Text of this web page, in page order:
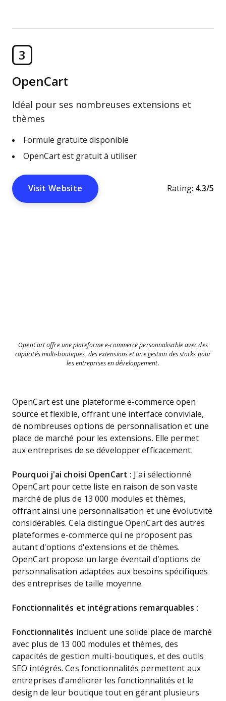
3
OpenCart
Idéal pour ses nombreuses extensions et
thèmes
Formule gratuite disponible
OpenCart est gratuit à utiliser
Visit Website Rating: 4.3/5
OpenCart offre une plateforme e-commerce personnalisable avec des
capacités multi-boutiques, des extensions et une gestion des stocks pour
les entreprises en développement.
OpenCart est une plateforme e-commerce open
source et flexible, offrant une interface conviviale,
de nombreuses options de personnalisation et une
place de marché pour les extensions. Elle permet
aux entreprises de se développer efficacement.
Pourquoi j'ai choisi OpenCart :
J'ai sélectionné
OpenCart pour cette liste en raison de son vaste
marché de plus de 13 000 modules et thèmes,
offrant ainsi une personnalisation et une évolutivité
considérables. Cela distingue OpenCart des autres
plateformes e-commerce qui ne proposent pas
autant d'options d'extensions et de thèmes.
OpenCart propose un large éventail d’options de
personnalisation adaptées aux besoins spécifiques
des entreprises de taille moyenne.
Fonctionnalités et intégrations remarquables :
Fonctionnalités incluent une solide place de marché
avec plus de 13 000 modules et thèmes, des
capacités de gestion multi-boutiques, et des outils
SEO intégrés. Ces fonctionnalités permettent aux
entreprises d'améliorer les fonctionnalités et le
design de leur boutique tout en gérant plusieurs